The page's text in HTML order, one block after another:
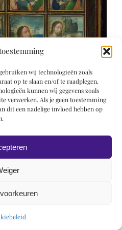
wij technologieën zoals
op te slaan en/of te raadplegen.
kunnen wij gegevens zoals
verwerken. Als je geen toestemming
dit een nadelige invloed hebben op